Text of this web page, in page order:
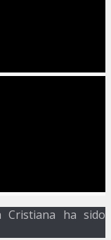
Cristiana ha sido